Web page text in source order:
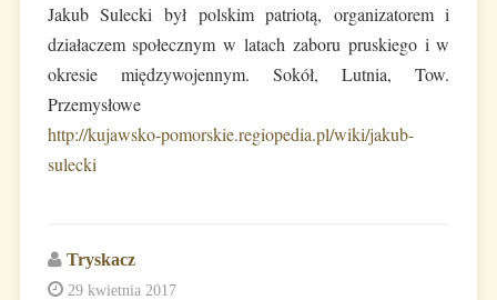
Jakub Sulecki był polskim patriotą, organizatorem i
działaczem społecznym w latach zaboru pruskiego i w
okresie międzywojennym. Sokół, Lutnia, Tow.
Przemysłowe
http://kujawsko-pomorskie.regiopedia.pl/wiki/jakub-
sulecki
Tryskacz
29 kwietnia 2017